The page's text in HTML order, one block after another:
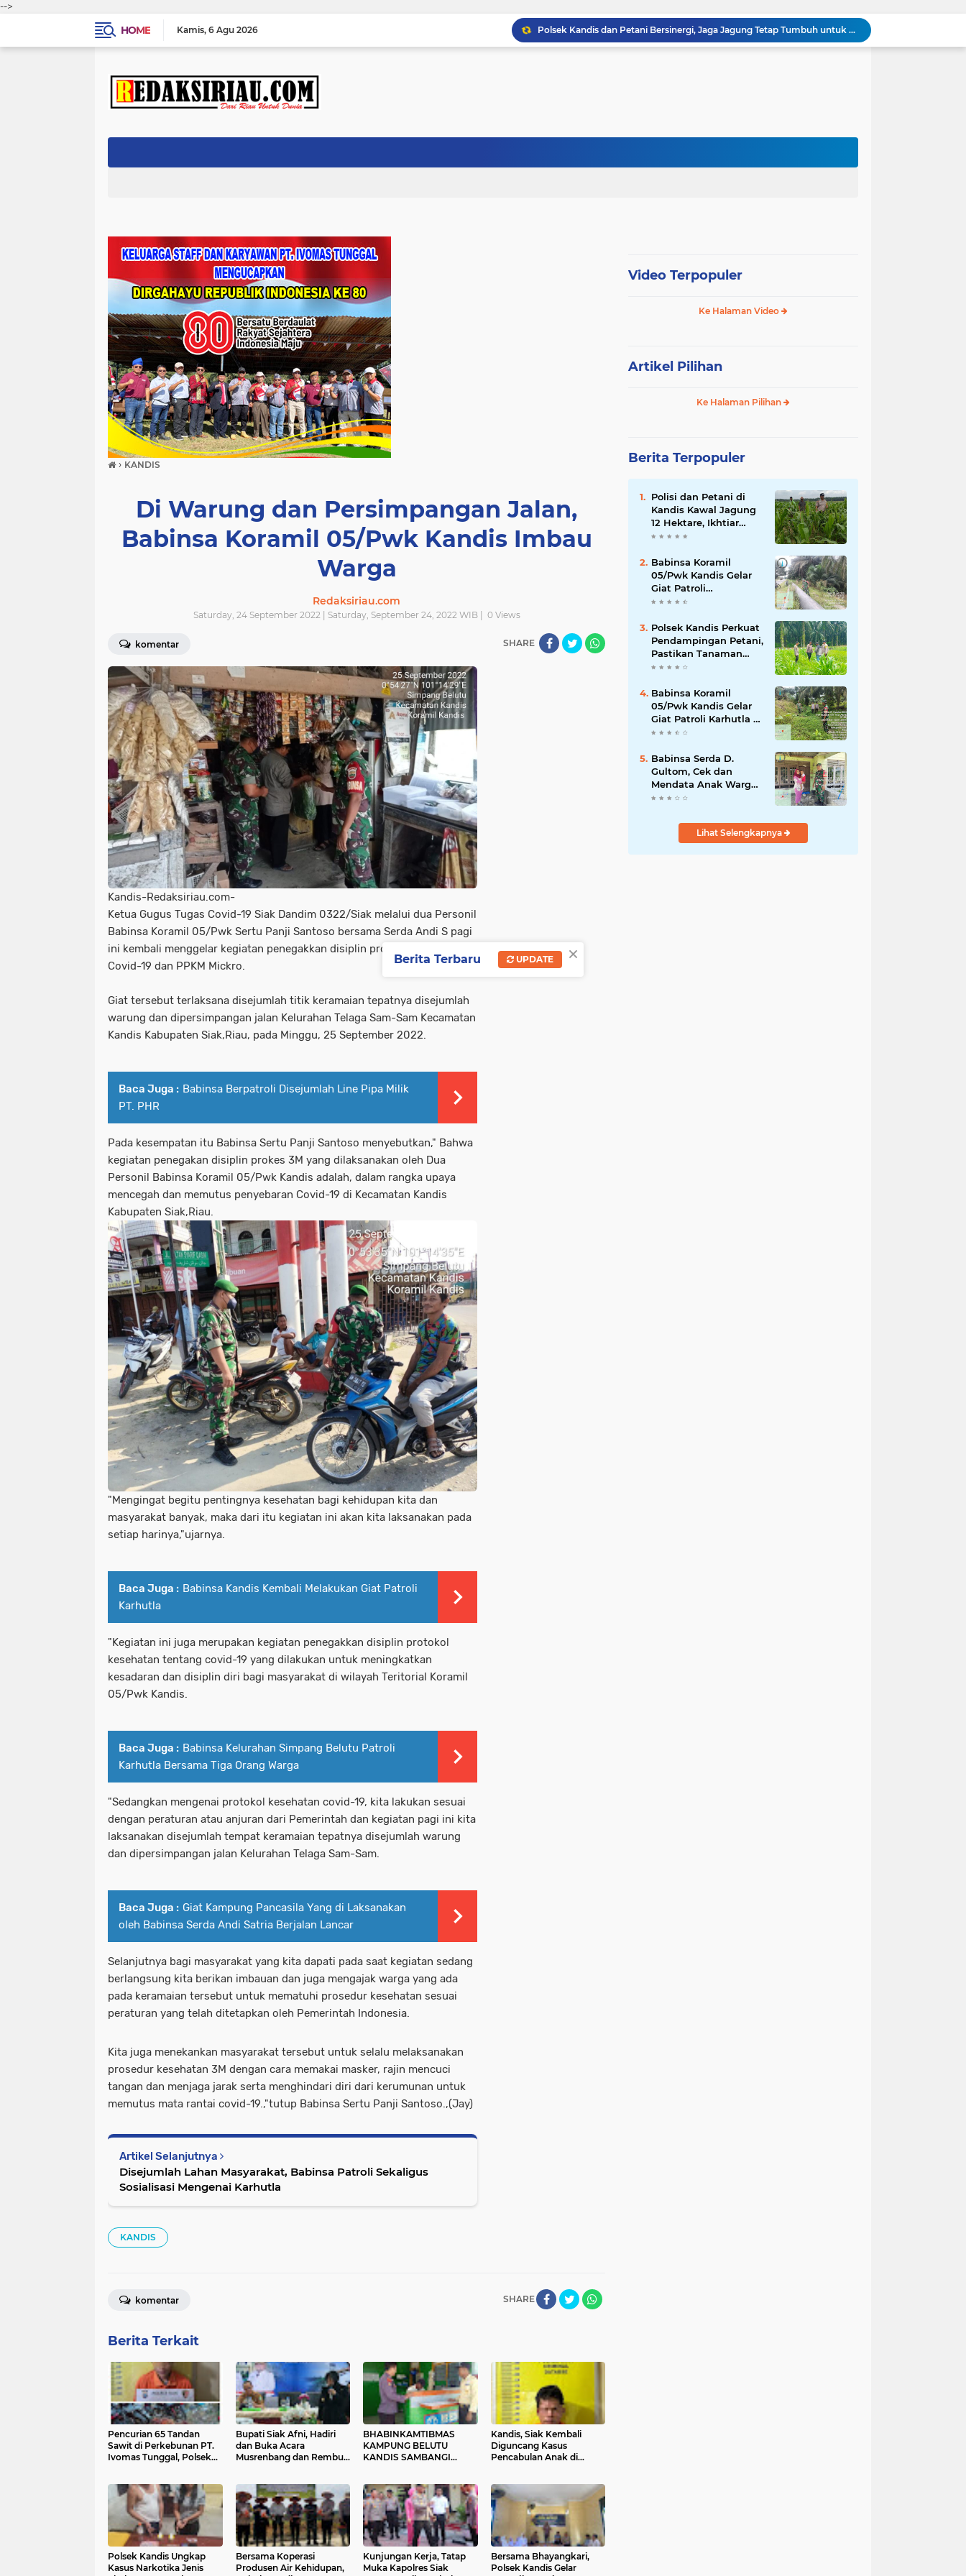
-->
HOME
Kamis 6 Agu 2026
Polsek Kandis dan Petani Bersinergi, Jaga Jagung Tetap Tumbuh untuk Ketahanan Pangan
Babinsa Kopda Dedi Irawan Melakukan Pendampingan Vaksinasi PMK
Babinsa Sertu Ridho Utomo Gelar Giat Kampung Pancasila
› KANDIS
Di Warung dan Persimpangan Jalan,
Babinsa Koramil 05/Pwk Kandis Imbau
Warga
Redaksiriau.com
Saturday, 24 September 2022 | Saturday, September 24, 2022 WIB | 0Views
komentar SHARE
Kandis-Redaksiriau.com-
Ketua Gugus Tugas Covid-19 Siak Dandim 0322/Siak melalui dua Personil
Babinsa Koramil 05/Pwk Sertu Panji Santoso bersama Serda Andi S pagi
ini kembali menggelar kegiatan penegakkan disiplin protokol kesehatan
Covid-19 dan PPKM Mickro.
Giat tersebut terlaksana disejumlah titik keramaian tepatnya disejumlah
warung dan dipersimpangan jalan Kelurahan Telaga Sam-Sam Kecamatan
Kandis Kabupaten Siak,Riau, pada Minggu, 25 September 2022.
Baca Juga : Babinsa Berpatroli Disejumlah Line Pipa Milik
PT. PHR
Pada kesempatan itu Babinsa Sertu Panji Santoso menyebutkan," Bahwa
kegiatan penegakan disiplin prokes 3M yang dilaksanakan oleh Dua
Personil Babinsa Koramil 05/Pwk Kandis adalah, dalam rangka upaya
mencegah dan memutus penyebaran Covid-19 di Kecamatan Kandis
Kabupaten Siak,Riau.
"Mengingat begitu pentingnya kesehatan bagi kehidupan kita dan
masyarakat banyak, maka dari itu kegiatan ini akan kita laksanakan pada
setiap harinya,"ujarnya.
Baca Juga : Babinsa Kandis Kembali Melakukan Giat Patroli
Karhutla
"Kegiatan ini juga merupakan kegiatan penegakkan disiplin protokol
kesehatan tentang covid-19 yang dilakukan untuk meningkatkan
kesadaran dan disiplin diri bagi masyarakat di wilayah Teritorial Koramil
05/Pwk Kandis.
Baca Juga : Babinsa Kelurahan Simpang Belutu Patroli
Karhutla Bersama Tiga Orang Warga
"Sedangkan mengenai protokol kesehatan covid-19, kita lakukan sesuai
dengan peraturan atau anjuran dari Pemerintah dan kegiatan pagi ini kita
laksanakan disejumlah tempat keramaian tepatnya disejumlah warung
dan dipersimpangan jalan Kelurahan Telaga Sam-Sam.
Baca Juga : Giat Kampung Pancasila Yang di Laksanakan
oleh Babinsa Serda Andi Satria Berjalan Lancar
Selanjutnya bagi masyarakat yang kita dapati pada saat kegiatan sedang
berlangsung kita berikan imbauan dan juga mengajak warga yang ada
pada keramaian tersebut untuk mematuhi prosedur kesehatan sesuai
peraturan yang telah ditetapkan oleh Pemerintah Indonesia.
Kita juga menekankan masyarakat tersebut untuk selalu melaksanakan
prosedur kesehatan 3M dengan cara memakai masker, rajin mencuci
tangan dan menjaga jarak serta menghindari diri dari kerumunan untuk
memutus mata rantai covid-19.,"tutup Babinsa Sertu Panji Santoso.,(Jay)
Artikel Selanjutnya
Disejumlah Lahan Masyarakat, Babinsa Patroli Sekaligus
Sosialisasi Mengenai Karhutla
KANDIS
SHARE
komentar
Berita Terkait
Pencurian 65 Tandan
Sawit di Perkebunan PT.
Ivomas Tunggal, Polsek
Bupati Siak Afni, Hadiri
dan Buka Acara
Musrenbang dan Rembuk
BHABINKAMTIBMAS
KAMPUNG BELUTU
KANDIS SAMBANGI
KAMTIBMAS DAN
KARHUTLAH
Kandis, Siak Kembali
Diguncang Kasus
Pencabulan Anak di
Polsek Kandis Ungkap
Kasus Narkotika Jenis
Bersama Koperasi
Produsen Air Kehidupan,
Kunjungan Kerja, Tatap
Muka Kapolres Siak
Bersama Bhayangkari,
Polsek Kandis Gelar
Video Terpopuler
Ke Halaman Video
Artikel Pilihan
Ke Halaman Pilihan
Berita Terpopuler
Polisi dan Petani di
Kandis Kawal Jagung
12 Hektare, Ikhtiar
Menjaga Ketahanan
Babinsa Koramil
05/Pwk Kandis Gelar
Giat Patroli
Pengamanan Line
Kandis Kandis
Polsek Kandis Perkuat
Pendampingan Petani,
Pastikan Tanaman
Jagung Tumbuh
Swasembada Pangan
Nasional
Babinsa Koramil
05/Pwk Kandis Gelar
Giat Patroli Karhutla di
Wilayah Kelurahan
Babinsa Serda D.
Gultom, Cek dan
Mendata Anak Warga
Yang Stunting
Lihat Selengkapnya
×
Berita Terbaru UPDATE